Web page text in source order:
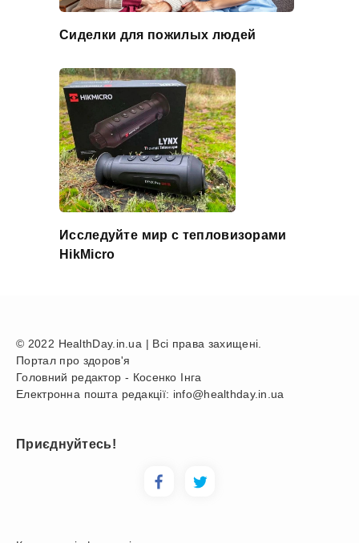
Сиделки для пожилых людей
Исследуйте мир с тепловизорами
HikMicro
© 2022 HealthDay.in.ua | Всі права захищені.
Портал про здоров'я
Головний редактор - Косенко Інга
Електронна пошта редакції: info@healthday.in.ua
Приєднуйтесь!